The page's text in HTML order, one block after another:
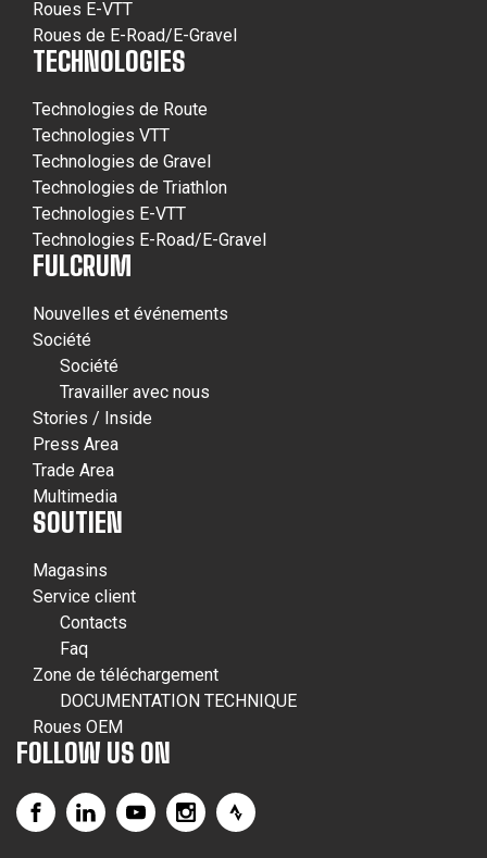
Roues E-VTT
Roues de E-Road/E-Gravel
TECHNOLOGIES
Technologies de Route
Technologies VTT
Technologies de Gravel
Technologies de Triathlon
Technologies E-VTT
Technologies E-Road/E-Gravel
FULCRUM
Nouvelles et événements
Société
Société
Travailler avec nous
Stories / Inside
Press Area
Trade Area
Multimedia
SOUTIEN
Magasins
Service client
Contacts
Faq
Zone de téléchargement
DOCUMENTATION TECHNIQUE
Roues OEM
FOLLOW US ON